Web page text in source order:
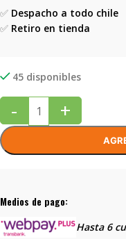
✅ Despacho a todo chile
✅ Retiro en tienda
45 disponibles
- +
Medios de pago:
Hasta 6